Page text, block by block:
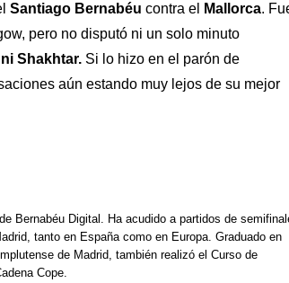
Santiago Bernabéu contra el Mallorca.
pero no disputó ni un solo minuto
Shakhtar. Si lo hizo en el parón de
aún estando muy lejos de su mejor
Bernabéu Digital. Ha acudido a partidos de
tanto en España como en Europa. Graduado en
de Madrid, también realizó el Curso de
Cope.